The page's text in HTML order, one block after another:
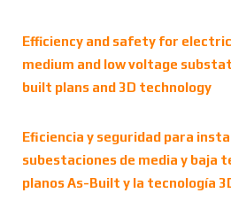
Efficiency and safety for
medium and low voltage
built plans and 3D technology
Eficiencia y seguridad para
subestaciones de media y baja
planos As-Built y la tecnología